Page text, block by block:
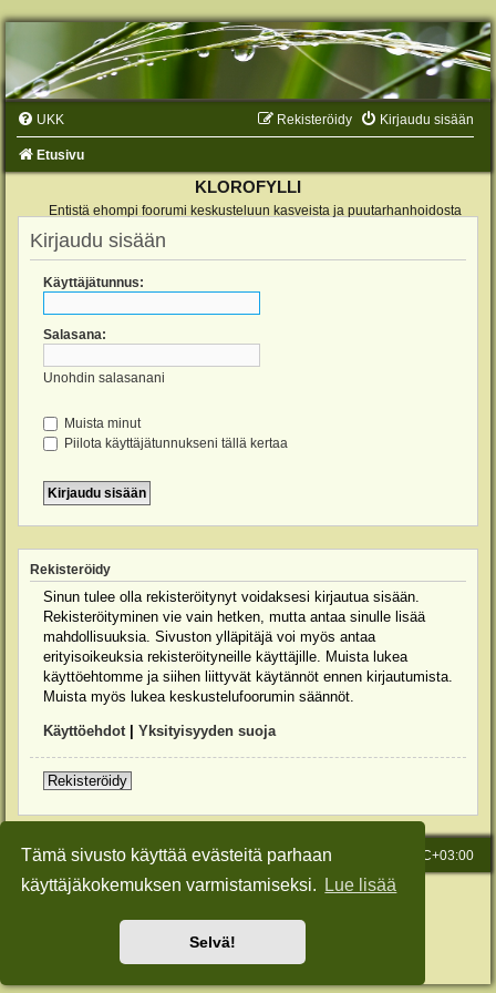
Tämä sivusto käyttää evästeitä parhaan
käyttäjäkokemuksen varmistamiseksi.
Lue lisää
Selvä!
UKK Kirjaudu sisään
Rekisteröidy
Etusivu
KLOROFYLLI
Entistä ehompi foorumi keskusteluun kasveista ja puutarhanhoidosta
Kirjaudu sisään
Käyttäjätunnus:
Salasana:
Unohdin salasanani
Muista minut
Piilota käyttäjätunnukseni tällä kertaa
Rekisteröidy
Sinun tulee olla rekisteröitynyt voidaksesi kirjautua sisään.
Rekisteröityminen vie vain hetken, mutta antaa sinulle lisää
mahdollisuuksia. Sivuston ylläpitäjä voi myös antaa
erityisoikeuksia rekisteröityneille käyttäjille. Muista lukea
käyttöehtomme ja siihen liittyvät käytännöt ennen kirjautumista.
Muista myös lukea keskustelufoorumin säännöt.
Käyttöehdot| Yksityisyyden suoja
Rekisteröidy
Etusivu Kaikki ajat ovat UTC+03:00
Viesti Ylläpidolle
Keskustelufoorumin ohjelmistophpBB® Forum Software © phpBB Limited